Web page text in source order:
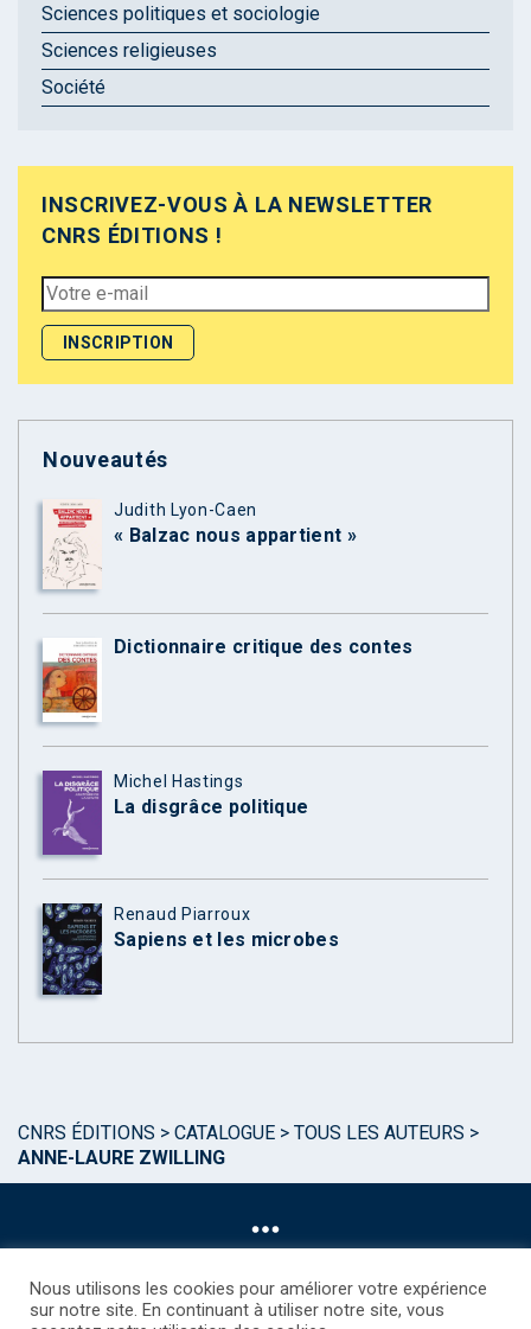
Sciences politiques et sociologie
Sciences religieuses
Société
INSCRIVEZ-VOUS À LA NEWSLETTER
CNRS ÉDITIONS !
Nouveautés
Judith Lyon-Caen
« Balzac nous appartient »
Dictionnaire critique des contes
Michel Hastings
La disgrâce politique
Renaud Piarroux
Sapiens et les microbes
CNRS ÉDITIONS > CATALOGUE > TOUS LES AUTEURS >
ANNE-LAURE ZWILLING
Nous utilisons les cookies pour améliorer votre expérience
sur notre site. En continuant à utiliser notre site, vous